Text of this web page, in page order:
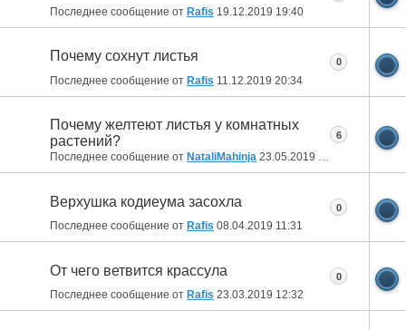
Последнее сообщение от Rafis 19.12.2019 19:40
Почему сохнут листья
Последнее сообщение от Rafis 11.12.2019 20:34
0
Почему желтеют листья у комнатных
растений?
Последнее сообщение от NataliMahinja 23.05.2019 12:58
6
Верхушка кодиеума засохла
Последнее сообщение от Rafis 08.04.2019 11:31
0
От чего ветвится крассула
Последнее сообщение от Rafis 23.03.2019 12:32
0